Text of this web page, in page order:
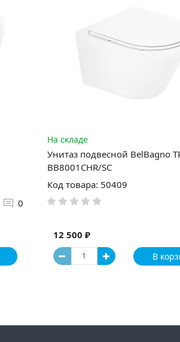
0
На складе
Унитаз подвесной BelBagno
BB8001CHR/SC
Код товара: 50409
12 500 ₽
В